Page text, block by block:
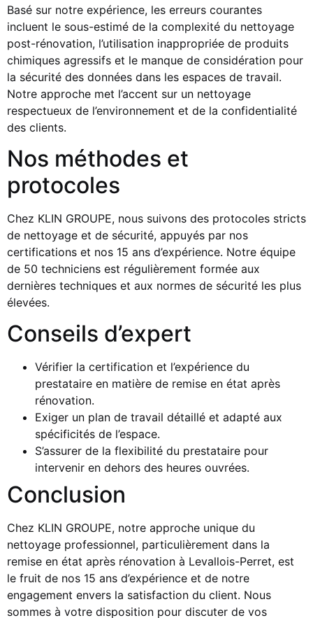
Basé sur notre expérience, les erreurs courantes
incluent le sous-estimé de la complexité du nettoyage
post-rénovation, l’utilisation inappropriée de produits
chimiques agressifs et le manque de considération pour
la sécurité des données dans les espaces de travail.
Notre approche met l’accent sur un nettoyage
respectueux de l’environnement et de la confidentialité
des clients.
Nos méthodes et
protocoles
Chez KLIN GROUPE, nous suivons des protocoles stricts
de nettoyage et de sécurité, appuyés par nos
certifications et nos 15 ans d’expérience. Notre équipe
de 50 techniciens est régulièrement formée aux
dernières techniques et aux normes de sécurité les plus
élevées.
Conseils d’expert
Vérifier la certification et l’expérience du
prestataire en matière de remise en état après
rénovation.
Exiger un plan de travail détaillé et adapté aux
spécificités de l’espace.
S’assurer de la flexibilité du prestataire pour
intervenir en dehors des heures ouvrées.
Conclusion
Chez KLIN GROUPE, notre approche unique du
nettoyage professionnel, particulièrement dans la
remise en état après rénovation à Levallois-Perret, est
le fruit de nos 15 ans d’expérience et de notre
engagement envers la satisfaction du client. Nous
sommes à votre disposition pour discuter de vos